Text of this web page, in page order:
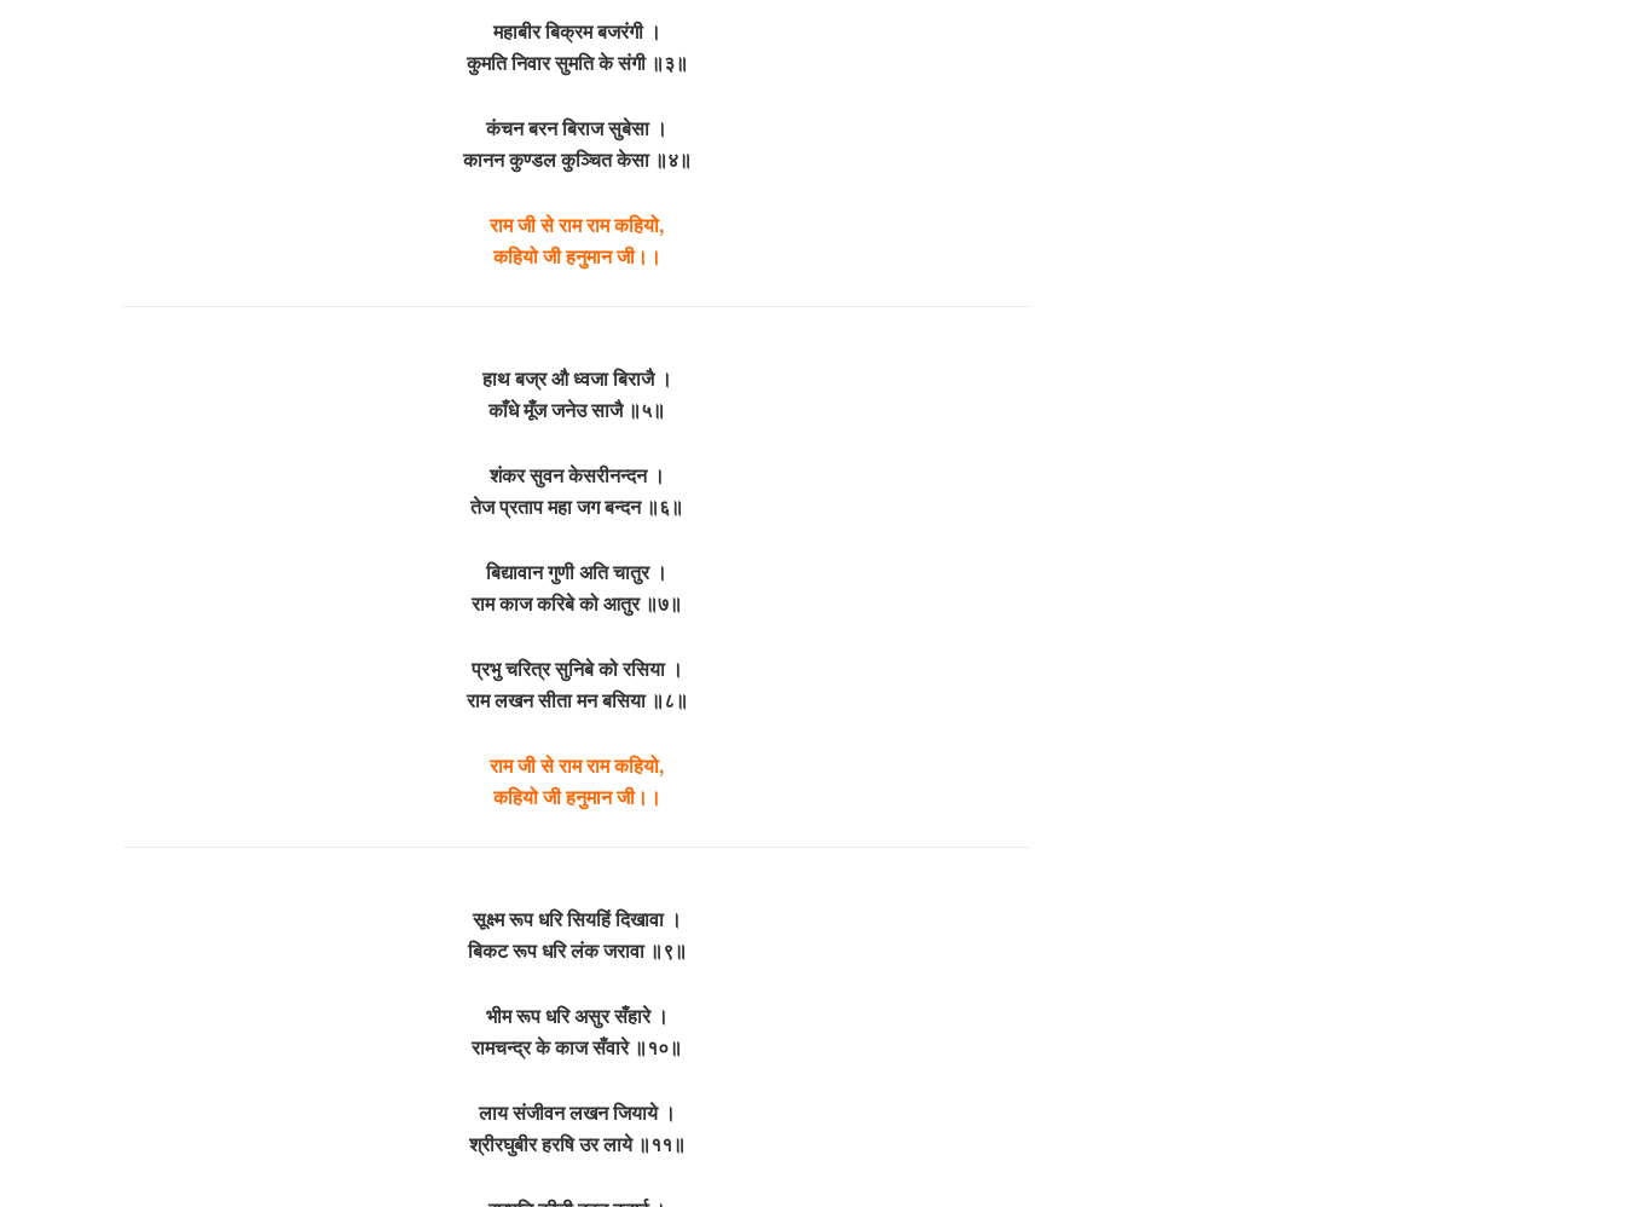
महाबीर बिक्रम बजरंगी ।
कुमति निवार सुमति के संगी ॥३॥
कंचन बरन बिराज सुबेसा ।
कानन कुण्डल कुञ्चित केसा ॥४॥
राम जी से राम राम कहियो,
कहियो जी हनुमान जी।।
हाथ बज्र औ ध्वजा बिराजै ।
काँधे मूँज जनेउ साजै ॥५॥
शंकर सुवन केसरीनन्दन ।
तेज प्रताप महा जग बन्दन ॥६॥
बिद्यावान गुणी अति चातुर ।
राम काज करिबे को आतुर ॥७॥
प्रभु चरित्र सुनिबे को रसिया ।
राम लखन सीता मन बसिया ॥८॥
राम जी से राम राम कहियो,
कहियो जी हनुमान जी।।
सूक्ष्म रूप धरि सियहिं दिखावा ।
बिकट रूप धरि लंक जरावा ॥९॥
भीम रूप धरि असुर सँहारे ।
रामचन्द्र के काज सँवारे ॥१०॥
लाय संजीवन लखन जियाये ।
श्रीरघुबीर हरषि उर लाये ॥११॥